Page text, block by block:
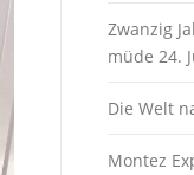
Zwanzig
müde 24.
Die Welt
Montez